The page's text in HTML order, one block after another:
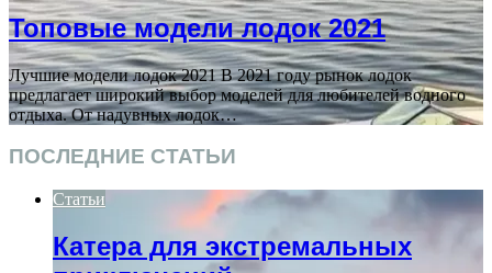
Топовые модели лодок 2021
Лучшие модели лодок 2021 В 2021 году рынок лодок
предлагает широкий выбор моделей для любителей водного
отдыха. От надувных лодок…
ПОСЛЕДНИЕ СТАТЬИ
Статьи
Катера для экстремальных